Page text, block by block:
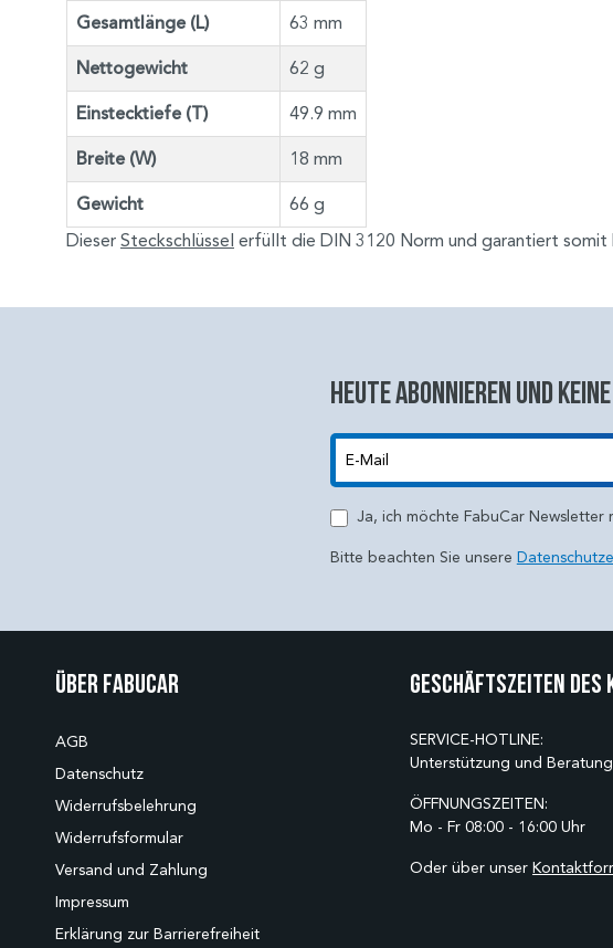
Gesamtlänge (L) 63 mm
Nettogewicht 62 g
Einstecktiefe (T) 49.9 mm
Breite (W) 18 mm
Gewicht
66 g
Dieser Steckschlüssel erfüllt die DIN 3120 Norm und garantiert
Heute abonnieren und
Ja, ich möchte FabuCar
Bitte beachten Sie unsere
Über Fabucar
AGB
Datenschutz
Widerrufsbelehrung
Widerrufsformular
Versand und Zahlung
Impressum
Erklärung zur Barrierefreiheit
Geschäftszeiten des
SERVICE-HOTLINE:
Unterstützung und
ÖFFNUNGSZEITEN:
Mo - Fr 08:00 - 16:00 Uhr
Oder über unser